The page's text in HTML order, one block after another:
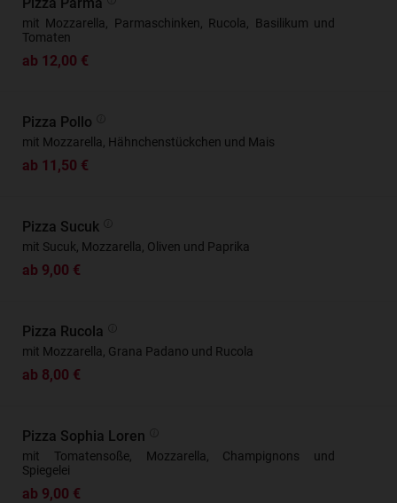
mit Mozzarella, Parmaschinken, Rucola, Basilikum und
Tomaten
ab 12,00 €
Pizza Pollo
mit Mozzarella, Hähnchenstückchen und Mais
ab 11,50 €
Pizza Sucuk
mit Sucuk, Mozzarella, Oliven und Paprika
ab 9,00 €
Pizza Rucola
mit Mozzarella, Grana Padano und Rucola
ab 8,00 €
Pizza Sophia Loren
mit Tomatensoße, Mozzarella, Champignons und
Spiegelei
ab 9,00 €